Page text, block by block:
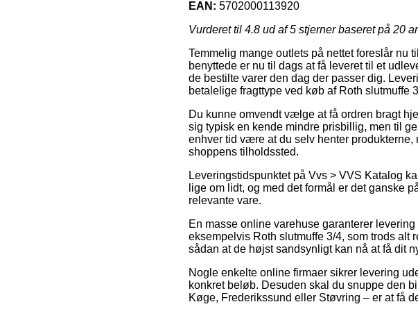
EAN: 5702000113920
Vurderet til 4.8 ud af 5 stjerner baseret på 20
Temmelig mange outlets på nettet foreslår
benyttede er nu til dags at få leveret til et
de bestilte varer den dag der passer dig.
betalelige fragttype ved køb af Roth slutmuffe
Du kunne omvendt vælge at få ordren bragt
sig typisk en kende mindre prisbillig, men til
enhver tid være at du selv henter
shoppens tilholdssted.
Leveringstidspunktet på Vvs > VVS Katalog
lige om lidt, og med det formål er det ganske
relevante vare.
En masse online varehuse garanterer
eksempelvis Roth slutmuffe 3/4, som trods
sådan at de højst sandsynligt kan nå at få dit
Nogle enkelte online firmaer sikrer levering
konkret beløb. Desuden skal du snuppe den
Køge, Frederikssund eller Støvring – er at få